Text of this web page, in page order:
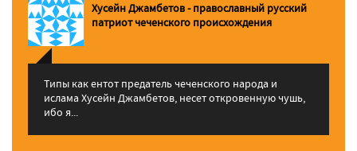
Хусейн Джамбетов - православный русский
патриот чеченского происхождения
Типы как ентот предатель чеченского народа и
ислама Хусейн Джамбетов, несет откровенную чушь,
ибо я...